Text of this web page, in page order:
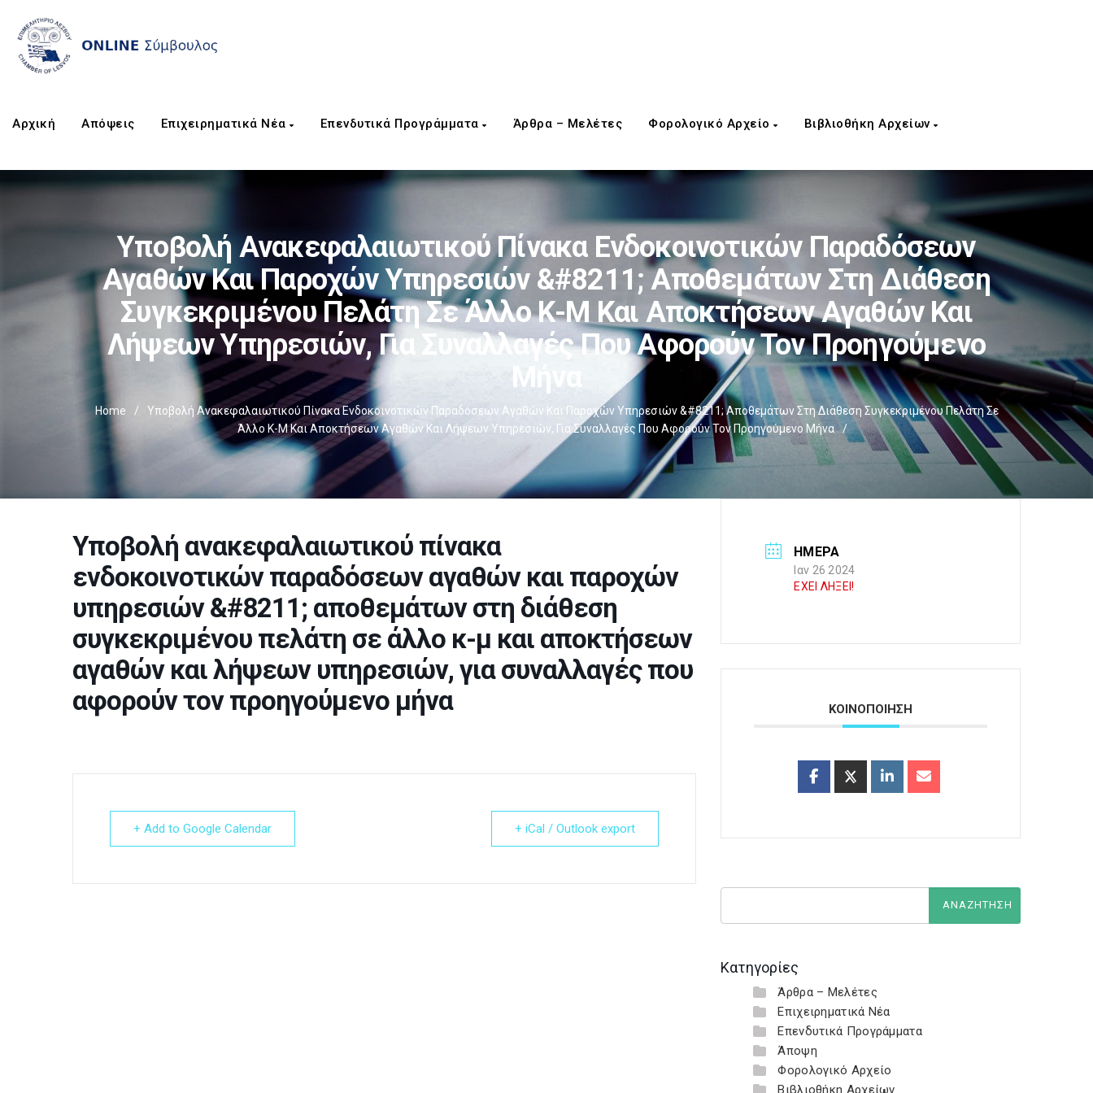
Αρχική Απόψεις Επιχειρηματικά Νέα Επενδυτικά Προγράμματα Άρθρα – Μελέτες Φορολογικό Αρχείο Βιβλιοθήκη Αρχείων
Υποβολή Ανακεφαλαιωτικού Πίνακα Ενδοκοινοτικών Παραδόσεων
Αγαθών Και Παροχών Υπηρεσιών &#8211; Αποθεμάτων Στη Διάθεση
Συγκεκριμένου Πελάτη Σε Άλλο Κ-Μ Και Αποκτήσεων Αγαθών Και
Λήψεων Υπηρεσιών, Για Συναλλαγές Που Αφορούν Τον Προηγούμενο
Μήνα
Home /
Υποβολή Ανακεφαλαιωτικού Πίνακα Ενδοκοινοτικών Παραδόσεων Αγαθών Και Παροχών Υπηρεσιών &#8211; Αποθεμάτων Στη Διάθεση Συγκεκριμένου Πελάτη Σε
Άλλο Κ-Μ Και Αποκτήσεων Αγαθών Και Λήψεων Υπηρεσιών, Για Συναλλαγές Που Αφορούν Τον Προηγούμενο Μήνα
/
Υποβολή ανακεφαλαιωτικού πίνακα
ενδοκοινοτικών παραδόσεων αγαθών και παροχών
υπηρεσιών &#8211; αποθεμάτων στη διάθεση
συγκεκριμένου πελάτη σε άλλο κ-μ και αποκτήσεων
αγαθών και λήψεων υπηρεσιών, για συναλλαγές που
αφορούν τον προηγούμενο μήνα
+ Add to Google Calendar + iCal / Outlook export
ΗΜΕΡΑ
Ιαν 26 2024
ΕΧΕΙ ΛΗΞΕΙ!
ΚΟΙΝΟΠΟΙΗΣΗ
Κατηγορίες
Άρθρα – Μελέτες
Επιχειρηματικά Νέα
Επενδυτικά Προγράμματα
Άποψη
Φορολογικό Αρχείο
Βιβλιοθήκη Αρχείων